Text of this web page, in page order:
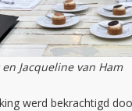
Jacqueline van Ham
werd bekrachtigd